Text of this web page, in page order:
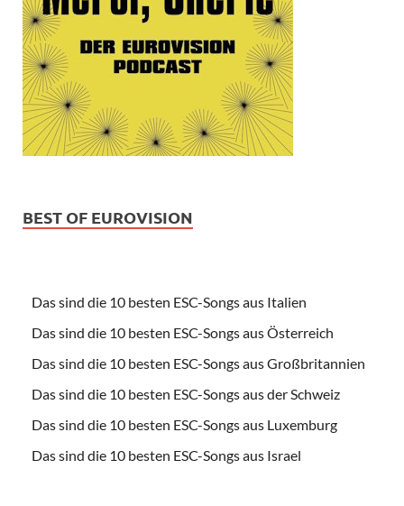
BEST OF EUROVISION
Das sind die 10 besten ESC-Songs aus Italien
Das sind die 10 besten ESC-Songs aus Österreich
Das sind die 10 besten ESC-Songs aus Großbritannien
Das sind die 10 besten ESC-Songs aus der Schweiz
Das sind die 10 besten ESC-Songs aus Luxemburg
Das sind die 10 besten ESC-Songs aus Israel